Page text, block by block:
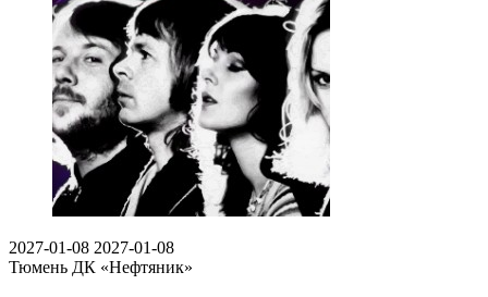
2027-01-08 2027-01-08
Тюмень ДК «Нефтяник»